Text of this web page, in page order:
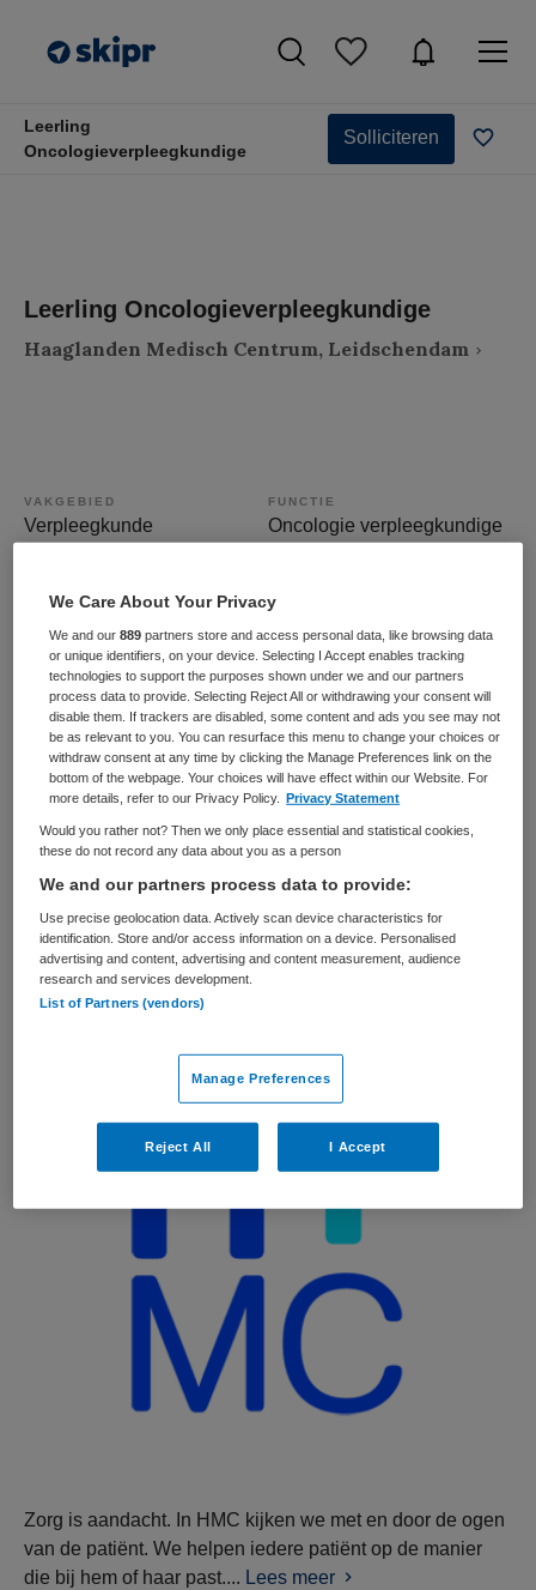
Leerling
Oncologieverpleegkundige
Solliciteren
Leerling Oncologieverpleegkundige
Haaglanden Medisch Centrum, Leidschendam
VAKGEBIED
Verpleegkunde
FUNCTIE
Oncologie verpleegkundige
Ziekenhuis Vaste aanstelling
PLAATSINGSDATUM
8 mei 2026
NIVEAU
MBO
ERVARING
Starter
DIENSTVERBAND
Fulltime
Vacature niet beschikbaar
Haaglanden Medisch Centrum is niet meer actueel.
Hieronder staan enkele vergelijkbare vacatures die voor
u wellicht interessant zijn.
Zorg is aandacht. In HMC kijken we met en door de ogen
van de patiënt. We helpen iedere patiënt op de manier
die bij hem of haar past.... Lees meer
We Care About Your Privacy
We and our889 partners store and access personal data, like browsing data
or unique identifiers, on your device. Selecting I Accept enables tracking
technologies to support the purposes shown under we and our partners
process data to provide. Selecting Reject All or withdrawing your consent will
disable them. If trackers are disabled, some content and ads you see may not
be as relevant to you. You can resurface this menu to change your choices or
withdraw consent at any time by clicking the Manage Preferences link on the
bottom of the webpage. Your choices will have effect within our Website. For
more details, refer to our Privacy Policy.
Privacy Statement
Would you rather not? Then we only place essential and statistical cookies,
these do not record any data about you as a person
We and our partners process data to provide:
Use precise geolocation data. Actively scan device characteristics for
identification. Store and/or access information on a device. Personalised
advertising and content, advertising and content measurement, audience
research and services development.
List of Partners (vendors)
Manage Preferences
Reject All I Accept